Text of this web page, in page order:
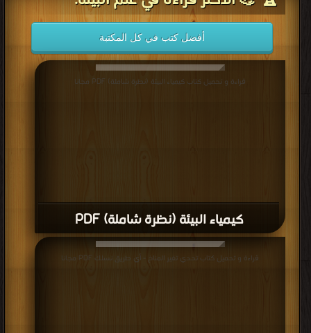
أفضل كتب في كل المكتبة
كيمياء البيئة (نظرة شاملة) PDF
قراءة و تحميل كتاب كيمياء البيئة (نظرة شاملة) PDF مجانا
قراءة و تحميل كتاب تحدي تغير المناخ - أي طريق نسلك PDF مجانا